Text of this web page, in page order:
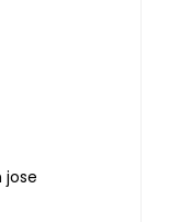
jose